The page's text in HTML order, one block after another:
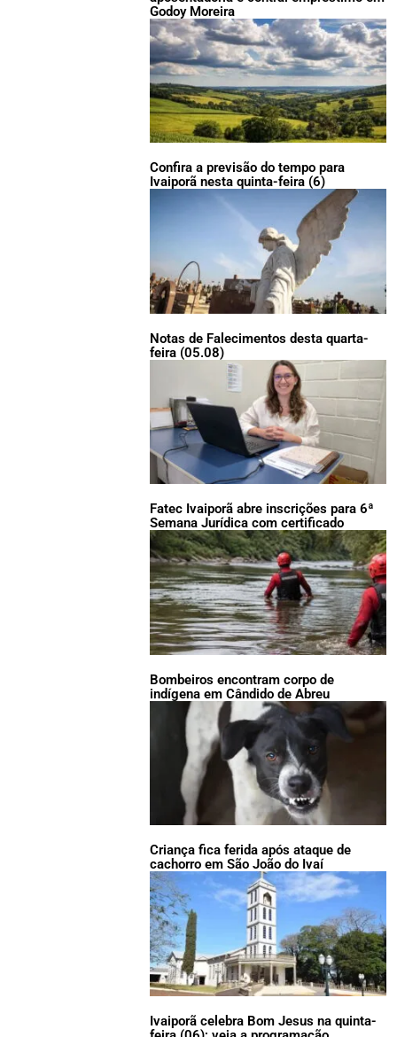
Godoy Moreira
Confira a previsão do tempo para
Ivaiporã nesta quinta-feira (6)
Notas de Falecimentos desta quarta-
feira (05.08)
Fatec Ivaiporã abre inscrições para 6ª
Semana Jurídica com certificado
Bombeiros encontram corpo de
indígena em Cândido de Abreu
Criança fica ferida após ataque de
cachorro em São João do Ivaí
Ivaiporã celebra Bom Jesus na quinta-